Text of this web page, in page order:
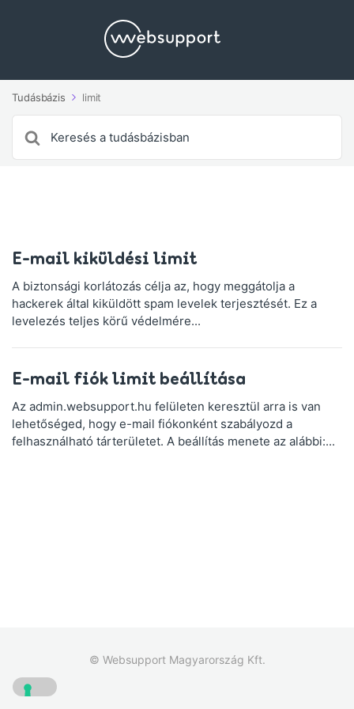
Tudásbázis limit
For
E-mail kiküldési limit
A biztonsági korlátozás célja az, hogy meggátolja a
hackerek által kiküldött spam levelek terjesztését. Ez a
levelezés teljes körű védelmére...
E-mail fiók limit beállítása
Az admin.websupport.hu felületen keresztül arra is van
lehetőséged, hogy e-mail fiókonként szabályozd a
felhasználható tárterületet. A beállítás menete az alábbi:...
© Websupport Magyarország Kft.